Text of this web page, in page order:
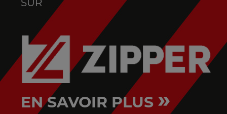
SUR
EN SAVOIR PLUS »